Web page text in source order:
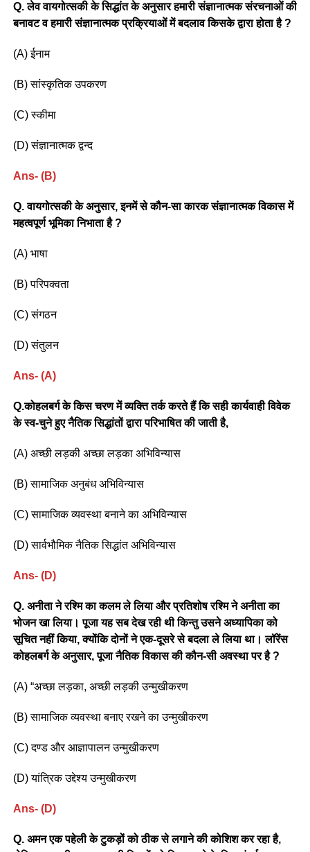
Q. लेव वायगोत्सकी के सिद्धांत के अनुसार हमारी संज्ञानात्मक संरचनाओं की
बनावट व हमारी संज्ञानात्मक प्रक्रियाओं में बदलाव किसके द्वारा होता है ?
(A) ईनाम
(B) सांस्कृतिक उपकरण
(C) स्कीमा
(D) संज्ञानात्मक द्वन्द
Ans- (B)
Q. वायगोत्सकी के अनुसार, इनमें से कौन-सा कारक संज्ञानात्मक विकास में
महत्वपूर्ण भूमिका निभाता है ?
(A) भाषा
(B) परिपक्वता
(C) संगठन
(D) संतुलन
Ans- (A)
Q.कोहलबर्ग के किस चरण में व्यक्ति तर्क करते हैं कि सही कार्यवाही विवेक
के स्व-चुने हुए नैतिक सिद्धांतों द्वारा परिभाषित की जाती है,
(A) अच्छी लड़की अच्छा लड़का अभिविन्यास
(B) सामाजिक अनुबंध अभिविन्यास
(C) सामाजिक व्यवस्था बनाने का अभिविन्यास
(D) सार्वभौमिक नैतिक सिद्धांत अभिविन्यास
Ans- (D)
Q. अनीता ने रश्मि का कलम ले लिया और प्रतिशोष रश्मि ने अनीता का
भोजन खा लिया। पूजा यह सब देख रही थी किन्तु उसने अध्यापिका को
सूचित नहीं किया, क्योंकि दोनों ने एक-दूसरे से बदला ले लिया था। लॉरेंस
कोहलबर्ग के अनुसार, पूजा नैतिक विकास की कौन-सी अवस्था पर है ?
(A) “अच्छा लड़का, अच्छी लड़की उन्मुखीकरण
(B) सामाजिक व्यवस्था बनाए रखने का उन्मुखीकरण
(C) दण्ड और आज्ञापालन उन्मुखीकरण
(D) यांत्रिक उद्देश्य उन्मुखीकरण
Ans- (D)
Q. अमन एक पहेली के टुकड़ों को ठीक से लगाने की कोशिश कर रहा है,